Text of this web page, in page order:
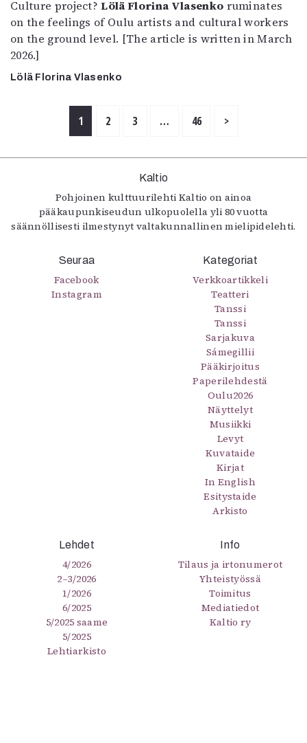
Culture project?Lölä Florina Vlasenko ruminates
on the feelings of Oulu artists and cultural workers
on the ground level. [The article is written in March
2026.]
Lölä Florina Vlasenko
1 2 3 … 46 >
Kaltio
Pohjoinen kulttuurilehti Kaltio on ainoa
pääkaupunkiseudun ulkopuolella yli 80 vuotta
säännöllisesti ilmestynyt valtakunnallinen mielipidelehti.
Seuraa
Facebook
Instagram
Kategoriat
Verkkoartikkeli
Teatteri
Tanssi
Tanssi
Sarjakuva
Sámegillii
Pääkirjoitus
Paperilehdestä
Oulu2026
Näyttelyt
Musiikki
Levyt
Kuvataide
Kirjat
In English
Esitystaide
Arkisto
Lehdet
4/2026
2–3/2026
1/2026
6/2025
5/2025 saame
5/2025
Lehtiarkisto
Info
Tilaus ja irtonumerot
Yhteistyössä
Toimitus
Mediatiedot
Kaltio ry